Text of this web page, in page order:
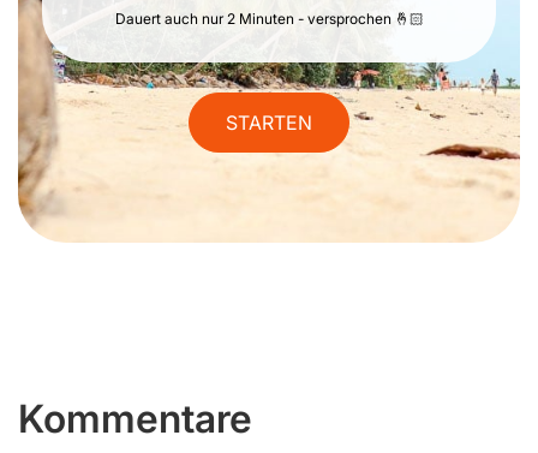
Dauert auch nur 2 Minuten - versprochen 🤞🏻
STARTEN
Kommentare